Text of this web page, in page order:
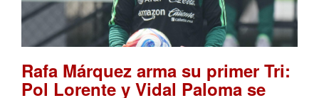
Rafa Márquez arma su primer Tri:
Pol Lorente y Vidal Paloma se